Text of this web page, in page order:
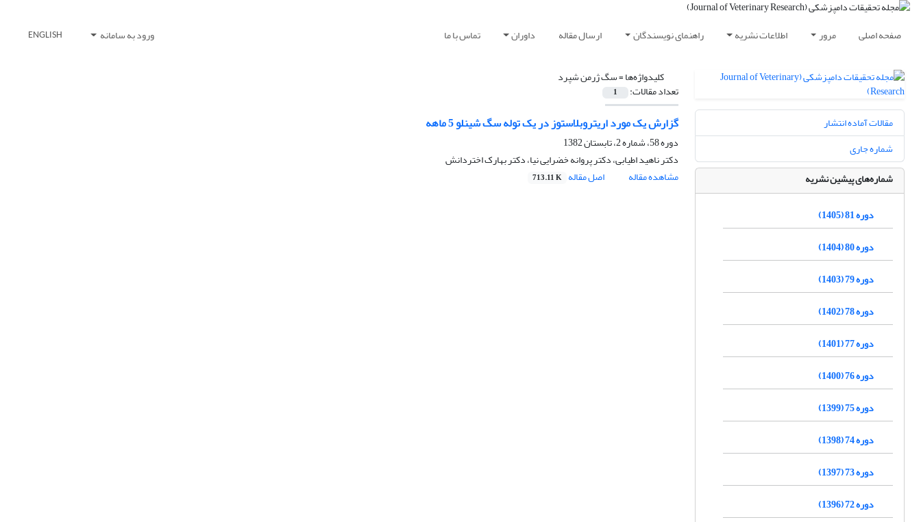
صفحه اصلی مرور اطلاعات نشریه راهنمای نویسندگان ارسال مقاله داوران تماس با ما ورود به سامانه ENGLISH
کلیدواژه‌ها =سگ ژرمن شپرد
تعداد مقالات: 1
گزارش یک مورد اریتروبلاستوز در یک توله سگ شینلو 5 ماهه
دوره 58، شماره 2، تابستان 1382
دکتر ناهید اطیابی، دکتر پروانه خضرایی نیا، دکتر بهارک اختردانش
مشاهده مقاله
اصل مقاله 713.11 K
مقالات آماده انتشار
شماره جاری
شماره‌های پیشین نشریه
دوره 81 (1405)
دوره 80 (1404)
دوره 79 (1403)
دوره 78 (1402)
دوره 77 (1401)
دوره 76 (1400)
دوره 75 (1399)
دوره 74 (1398)
دوره 73 (1397)
دوره 72 (1396)